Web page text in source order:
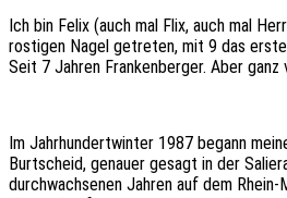
Ich bin Felix (auch mal Flix, auch mal
rostigen Nagel getreten, mit 9 das
Seit 7 Jahren Frankenberger. Aber ganz
Im Jahrhundertwinter 1987 begann
Burtscheid, genauer gesagt in der
durchwachsenen Jahren auf dem Rhein-